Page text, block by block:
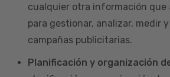
cualquier otra información que
para gestionar, analizar, medir
campañas publicitarias.
Planificación y organización